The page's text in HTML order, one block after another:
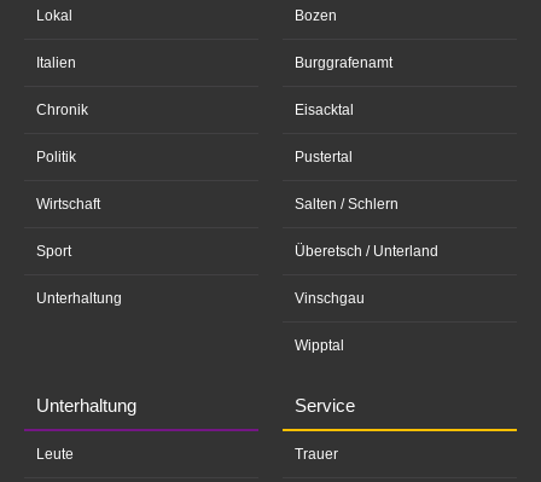
Lokal
Italien
Chronik
Politik
Wirtschaft
Sport
Unterhaltung
Bozen
Burggrafenamt
Eisacktal
Pustertal
Salten / Schlern
Überetsch / Unterland
Vinschgau
Wipptal
Unterhaltung
Leute
Service
Trauer